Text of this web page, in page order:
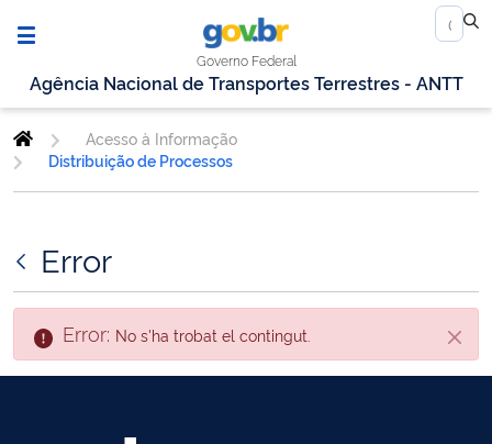
Governo Federal
Agência Nacional de Transportes Terrestres - ANTT
Acesso à Informação
Distribuição de Processos
Error
Tanca
Error: No s'ha trobat el contingut.